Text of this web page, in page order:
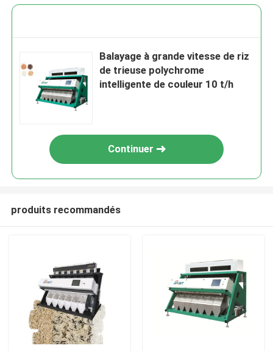
Balayage à grande vitesse de riz
de trieuse polychrome
intelligente de couleur 10 t/h
Continuer
produits recommandés